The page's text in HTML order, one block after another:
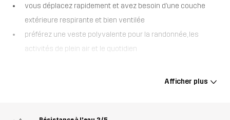
vous déplacez rapidement et avez besoin d’une couche
extérieure respirante et bien ventilée
préférez une veste polyvalente pour la randonnée, les
activités de plein air et le quotidien
rend idéale pour les aventures énergiques sur les sentiers et
et vous éviter d’avoir trop chaud lorsque vous êtes en
Afficher plus